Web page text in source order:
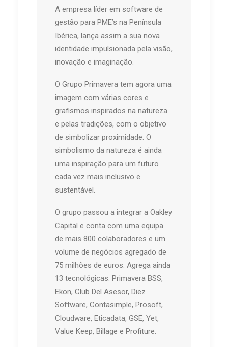
A empresa líder em software de
gestão para PME’s na Península
Ibérica, lança assim a sua nova
identidade impulsionada pela visão,
inovação e imaginação.
O Grupo Primavera tem agora uma
imagem com várias cores e
grafismos inspirados na natureza
e pelas tradições, com o objetivo
de simbolizar proximidade. O
simbolismo da natureza é ainda
uma inspiração para um futuro
cada vez mais inclusivo e
sustentável.
O grupo passou a integrar a Oakley
Capital e conta com uma equipa
de mais 800 colaboradores e um
volume de negócios agregado de
75 milhões de euros. Agrega ainda
13 tecnológicas: Primavera BSS,
Ekon, Club Del Asesor, Diez
Software, Contasimple, Prosoft,
Cloudware, Eticadata, GSE, Yet,
Value Keep, Billage e Profiture.